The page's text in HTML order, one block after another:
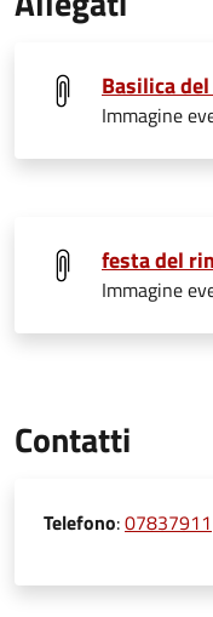
Basilica
Immagine
festa del
Immagine
Contatti
Telefono:07837911